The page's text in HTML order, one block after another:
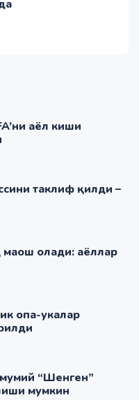
аёл киши
таклиф қилди –
олади: аёллар
опа-укалар
“Шенген”
мумкин